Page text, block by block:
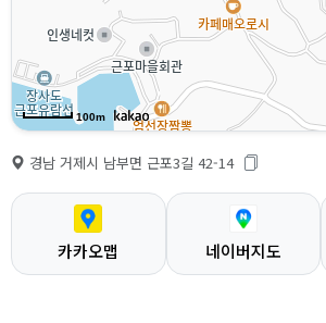
100m
경남 거제시 남부면 근포3길 42-14
카카오맵 네이버지도